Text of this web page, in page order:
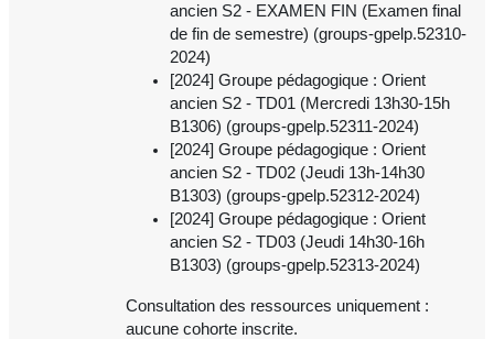
ancien S2 - EXAMEN FIN (Examen final
de fin de semestre) (groups-gpelp.52310-
2024)
[2024] Groupe pédagogique : Orient
ancien S2 - TD01 (Mercredi 13h30-15h
B1306) (groups-gpelp.52311-2024)
[2024] Groupe pédagogique : Orient
ancien S2 - TD02 (Jeudi 13h-14h30
B1303) (groups-gpelp.52312-2024)
[2024] Groupe pédagogique : Orient
ancien S2 - TD03 (Jeudi 14h30-16h
B1303) (groups-gpelp.52313-2024)
Consultation des ressources uniquement :
aucune cohorte inscrite.